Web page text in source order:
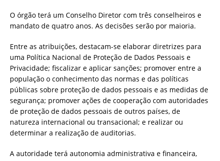
O órgão terá um Conselho Diretor com três conselheiros e
mandato de quatro anos. As decisões serão por maioria.
Entre as atribuições, destacam-se elaborar diretrizes para
uma Política Nacional de Proteção de Dados Pessoais e
Privacidade; fiscalizar e aplicar sanções; promover entre a
população o conhecimento das normas e das políticas
públicas sobre proteção de dados pessoais e as medidas de
segurança; promover ações de cooperação com autoridades
de proteção de dados pessoais de outros países, de
natureza internacional ou transacional; e realizar ou
determinar a realização de auditorias.
A autoridade terá autonomia administrativa e financeira,